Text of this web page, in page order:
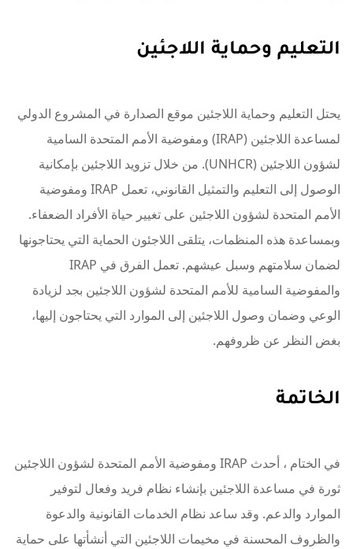
التعليم وحماية اللاجئين
يحتل التعليم وحماية اللاجئين موقع الصدارة في المشروع الدولي
لمساعدة اللاجئين (IRAP) ومفوضية الأمم المتحدة السامية
لشؤون اللاجئين (UNHCR). من خلال تزويد اللاجئين بإمكانية
الوصول إلى التعليم والتمثيل القانوني، تعمل IRAP ومفوضية
الأمم المتحدة لشؤون اللاجئين على تغيير حياة الأفراد الضعفاء.
وبمساعدة هذه المنظمات، يتلقى اللاجئون الحماية التي يحتاجونها
لضمان سلامتهم وسبل عيشهم. تعمل الفرق في IRAP
والمفوضية السامية للأمم المتحدة لشؤون اللاجئين بجد لزيادة
الوعي وضمان وصول اللاجئين إلى الموارد التي يحتاجون إليها،
بغض النظر عن ظروفهم.
الخاتمة
في الختام ، أحدث IRAP ومفوضية الأمم المتحدة لشؤون اللاجئين
ثورة في مساعدة اللاجئين بإنشاء نظام فريد وفعال لتوفير
الموارد والدعم. وقد ساعد نظام الخدمات القانونية والدعوة
والظروف المحسنة في مخيمات اللاجئين التي أنشأتها على حماية